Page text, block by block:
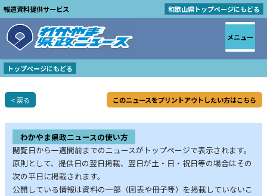
報道資料提供サービス 和歌山県トップページにもどる
トップページにもどる
< 戻る このニュースをプリントアウトしたい方はこちら
わかやま県政ニュースの使い方
閲覧日から一週間前までのニュースがトップページで表示されます。
原則として、提供日の翌日掲載、翌日が土・日・祝日等の場合はその
次の平日に掲載されます。
公開している情報は資料の一部（図表や冊子等）を掲載していないこ
メニュー